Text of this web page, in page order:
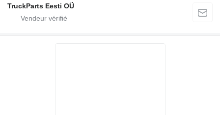
TruckParts Eesti OÜ